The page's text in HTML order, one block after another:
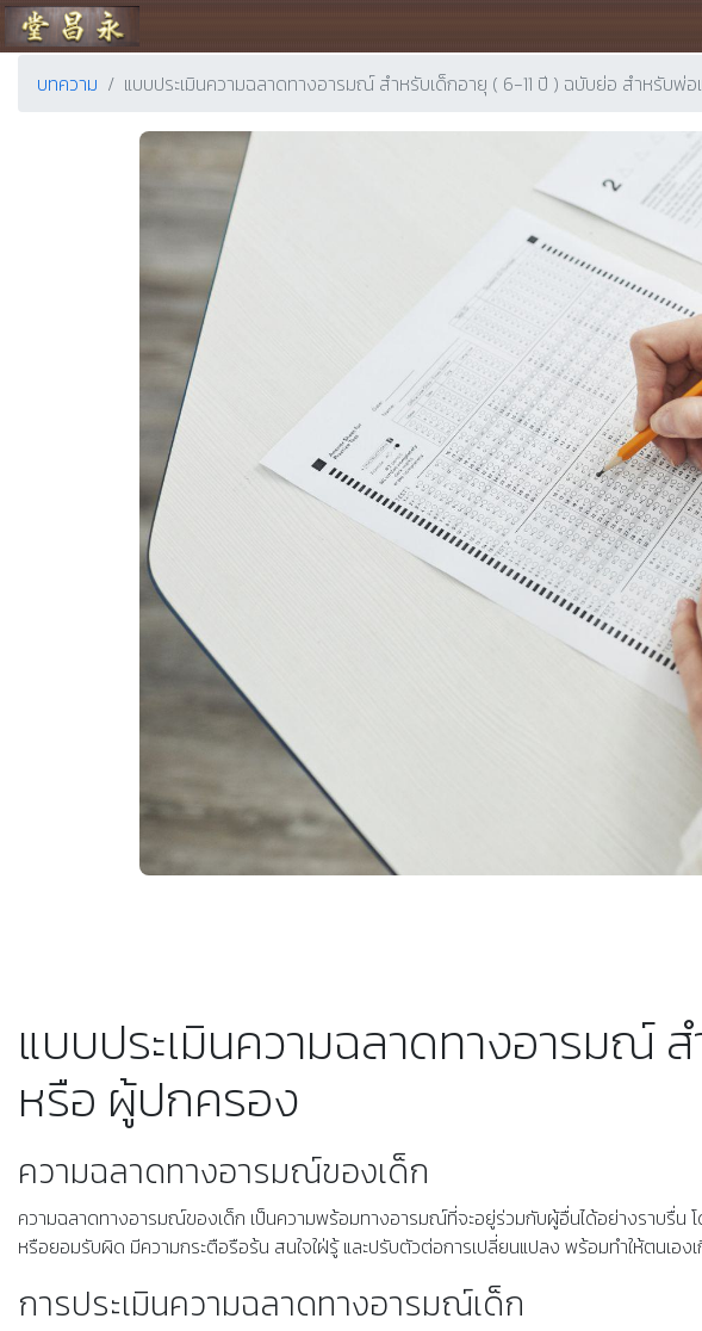
ร้านขายยา ย่งเชียงตึ๊ง
บทความ แบบประเมินความฉลาดทางอารมณ์ สำหรับเด็กอายุ ( 6-11 ปี ) ฉบับย่อ สำหรับพ่
แบบประเมินความฉลาดทางอารมณ์
หรือ ผู้ปกครอง
ความฉลาดทางอารมณ์ของเด็ก
ความฉลาดทางอารมณ์ของเด็ก เป็นความพร้อมทางอารมณ์ที่จะอยู่ร่วมกับผู้อื่นได้อย่างราบรื่น
หรือยอมรับผิด มีความกระตือรือร้น สนใจใฝ่รู้ และปรับตัวต่อการเปลี่ยนแปลง พร้อมทำให้ตนเอ
การประเมินความฉลาดทางอารมณ์เด็ก